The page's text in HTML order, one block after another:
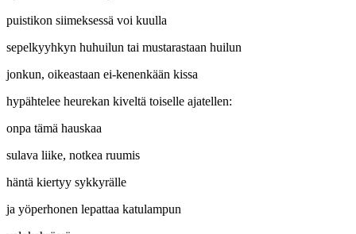
puistikon siimeksessä voi kuulla
sepelkyyhkyn huhuilun tai mustarastaan huilun
jonkun, oikeastaan ei-kenenkään kissa
hypähtelee heurekan kiveltä toiselle ajatellen:
onpa tämä hauskaa
sulava liike, notkea ruumis
häntä kiertyy sykkyrälle
ja yöperhonen lepattaa katulampun